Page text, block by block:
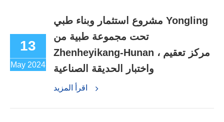
13
May 2024
مشروع استثمار وبناء طبي Yongling
تحت مجموعة طبية من
Zhenheyikang-Hunan ، مركز تعقيم
واختبار الحديقة الصناعية